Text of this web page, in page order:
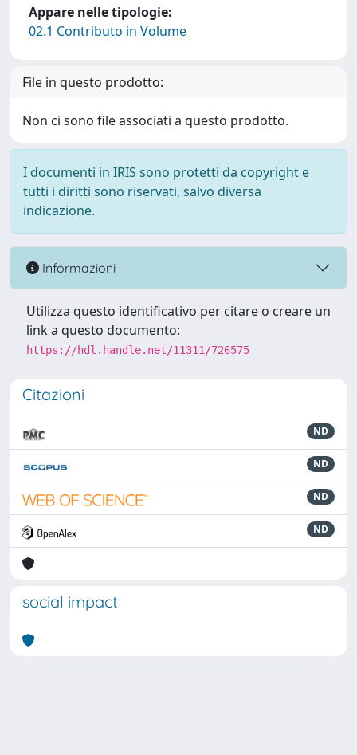
Appare nelle tipologie:
02.1 Contributo in Volume
File in questo prodotto:
Non ci sono file associati a questo prodotto.
I documenti in IRIS sono protetti da copyright e
tutti i diritti sono riservati, salvo diversa
indicazione.
Informazioni
Utilizza questo identificativo per citare o creare un
link a questo documento:
https://hdl.handle.net/11311/726575
Citazioni
ND
ND
ND
ND
social impact